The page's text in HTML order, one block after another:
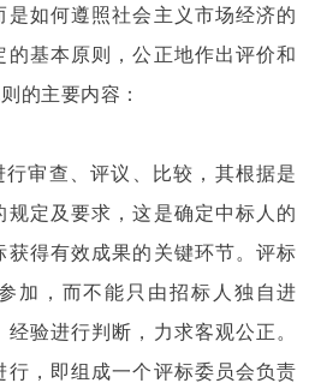
如何遵照社会主义市场经济的
基本原则，公正地作出评价和
的主要内容：
审查、评议、比较，其根据是
定及要求，这是确定中标人的
获得有效成果的关键环节。评标
加，而不能只由招标人独自进
验进行判断，力求客观公正。
，即组成一个评标委员会负责